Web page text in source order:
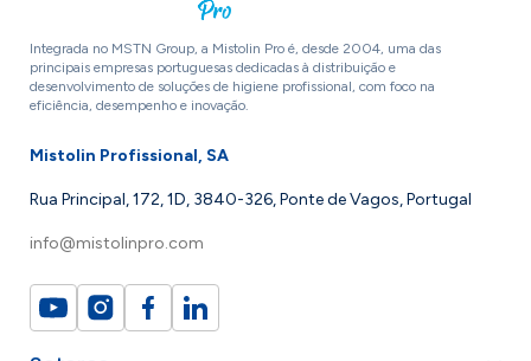
Integrada no MSTN Group, a Mistolin Pro é, desde 2004, uma das
principais empresas portuguesas dedicadas à distribuição e
desenvolvimento de soluções de higiene profissional, com foco na
eficiência, desempenho e inovação.
Mistolin Profissional, SA
Rua Principal, 172, 1D, 3840-326, Ponte de Vagos, Portugal
info@mistolinpro.com